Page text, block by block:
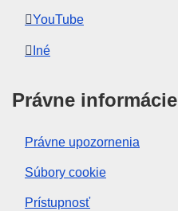
YouTube
Iné
Právne informácie
Právne upozornenia
Súbory cookie
Prístupnosť